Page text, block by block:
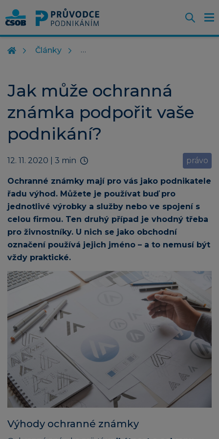
Články
Jak může ochranná
známka podpořit vaše
podnikání?
12. 11. 2020 | 3 min právo
Ochranné známky mají pro vás jako podnikatele
řadu výhod. Můžete je používat buď pro
jednotlivé výrobky a služby nebo ve spojení s
celou firmou. Ten druhý případ je vhodný třeba
pro živnostníky. U nich se jako obchodní
označení používá jejich jméno – a to nemusí být
vždy praktické.
Výhody ochranné známky